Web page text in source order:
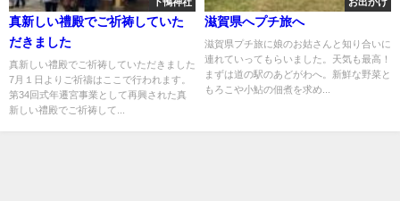
下鴨神社
真新しい禮殿でご祈祷していた
だきました
真新しい禮殿でご祈祷していただきました
7月１日よりご祈禱はここで行われます。
第34回式年遷宮事業として再興された真
新しい禮殿でご祈祷して...
お出かけ
滋賀県へプチ旅へ
滋賀県プチ旅に娘のお姑さんと知り合いに
連れていってもらいました。天気も最高！
まずは道の駅のあどがわへ。新鮮な野菜と
もろこや小鮎の佃煮を求め...